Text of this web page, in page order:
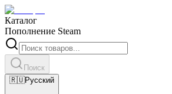
Каталог
Пополнение Steam
Поиск
🇷🇺Русский